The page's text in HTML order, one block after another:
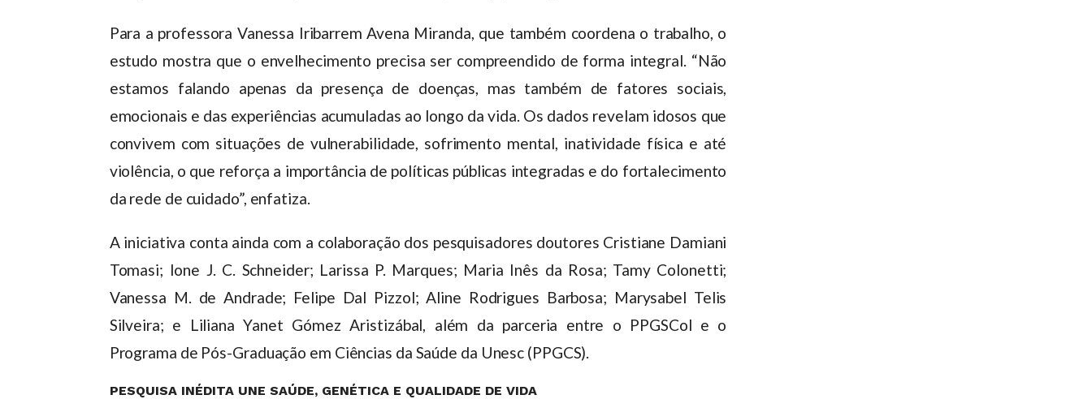
Para a professora Vanessa Iribarrem Avena Miranda, que também coordena o trabalho, o
estudo mostra que o envelhecimento precisa ser compreendido de forma integral. “Não
estamos falando apenas da presença de doenças, mas também de fatores sociais,
emocionais e das experiências acumuladas ao longo da vida. Os dados revelam idosos que
convivem com situações de vulnerabilidade, sofrimento mental, inatividade física e até
violência, o que reforça a importância de políticas públicas integradas e do fortalecimento
da rede de cuidado”, enfatiza.
A iniciativa conta ainda com a colaboração dos pesquisadores doutores Cristiane Damiani
Tomasi; Ione J. C. Schneider; Larissa P. Marques; Maria Inês da Rosa; Tamy Colonetti;
Vanessa M. de Andrade; Felipe Dal Pizzol; Aline Rodrigues Barbosa; Marysabel Telis
Silveira; e Liliana Yanet Gómez Aristizábal, além da parceria entre o PPGSCol e o
Programa de Pós-Graduação em Ciências da Saúde da Unesc (PPGCS).
PESQUISA INÉDITA UNE SAÚDE, GENÉTICA E QUALIDADE DE VIDA